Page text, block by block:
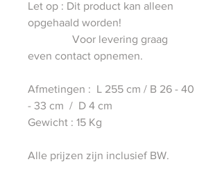
Let op : Dit product kan alleen
opgehaald worden!
Voor levering graag
even contact opnemen.
Afmetingen : L 255 cm / B 26 - 40
- 33 cm / D 4 cm
Gewicht : 15 Kg
Alle prijzen zijn inclusief BW.